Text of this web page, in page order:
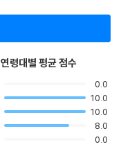
연령대별 평균 점수
0.0
10.0
10.0
8.0
0.0